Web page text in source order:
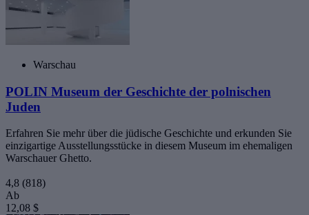
Warschau
POLIN Museum der Geschichte der polnischen
Juden
Erfahren Sie mehr über die jüdische Geschichte und erkunden Sie
einzigartige Ausstellungsstücke in diesem Museum im ehemaligen
Warschauer Ghetto.
4,8 (818)
Ab
12,08 $